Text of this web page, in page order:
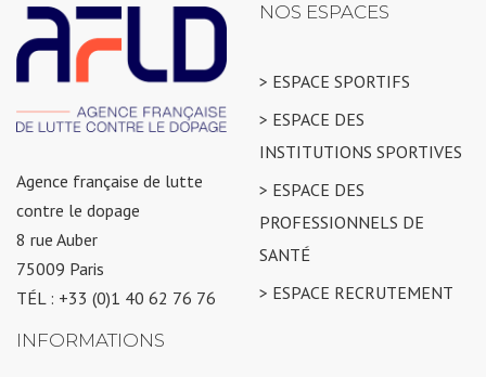
Agence française de lutte
contre le dopage
8 rue Auber
75009 Paris
TÉL : +33 (0)1 40 62 76 76
NOS ESPACES
> ESPACE SPORTIFS
> ESPACE DES
INSTITUTIONS SPORTIVES
> ESPACE DES
PROFESSIONNELS DE
SANTÉ
> ESPACE RECRUTEMENT
INFORMATIONS